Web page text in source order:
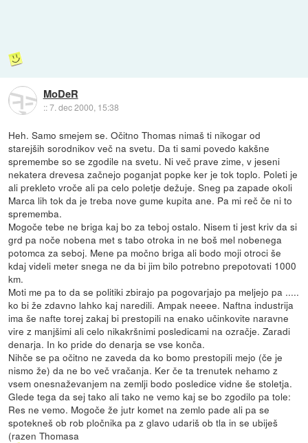
MoDeR
::7. dec 2000, 15:38
Heh. Samo smejem se. Očitno Thomas nimaš ti nikogar od
starejših sorodnikov več na svetu. Da ti sami povedo kakšne
spremembe so se zgodile na svetu. Ni več prave zime, v jeseni
nekatera drevesa začnejo poganjat popke ker je tok toplo. Poleti je
ali prekleto vroče ali pa celo poletje dežuje. Sneg pa zapade okoli
Marca lih tok da je treba nove gume kupita ane. Pa mi reč če ni to
sprememba.
Mogoče tebe ne briga kaj bo za teboj ostalo. Nisem ti jest kriv da si
grd pa noče nobena met s tabo otroka in ne boš mel nobenega
potomca za seboj. Mene pa močno briga ali bodo moji otroci še
kdaj videli meter snega ne da bi jim bilo potrebno prepotovati 1000
km.
Moti me pa to da se politiki zbirajo pa pogovarjajo pa meljejo pa .....
ko bi že zdavno lahko kaj naredili. Ampak neeee. Naftna industrija
ima še nafte torej zakaj bi prestopili na enako učinkovite naravne
vire z manjšimi ali celo nikakršnimi posledicami na ozračje. Zaradi
denarja. In ko pride do denarja se vse konča.
Nihče se pa očitno ne zaveda da ko bomo prestopili mejo (če je
nismo že) da ne bo več vračanja. Ker če ta trenutek nehamo z
vsem onesnaževanjem na zemlji bodo posledice vidne še stoletja.
Glede tega da sej tako ali tako ne vemo kaj se bo zgodilo pa tole:
Res ne vemo. Mogoče že jutr komet na zemlo pade ali pa se
spotekneš ob rob pločnika pa z glavo udariš ob tla in se ubiješ
(razen Thomasa